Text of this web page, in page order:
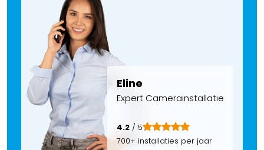
Eline
Expert Camerainstallatie
4.2 / 5
700+ installaties per jaar